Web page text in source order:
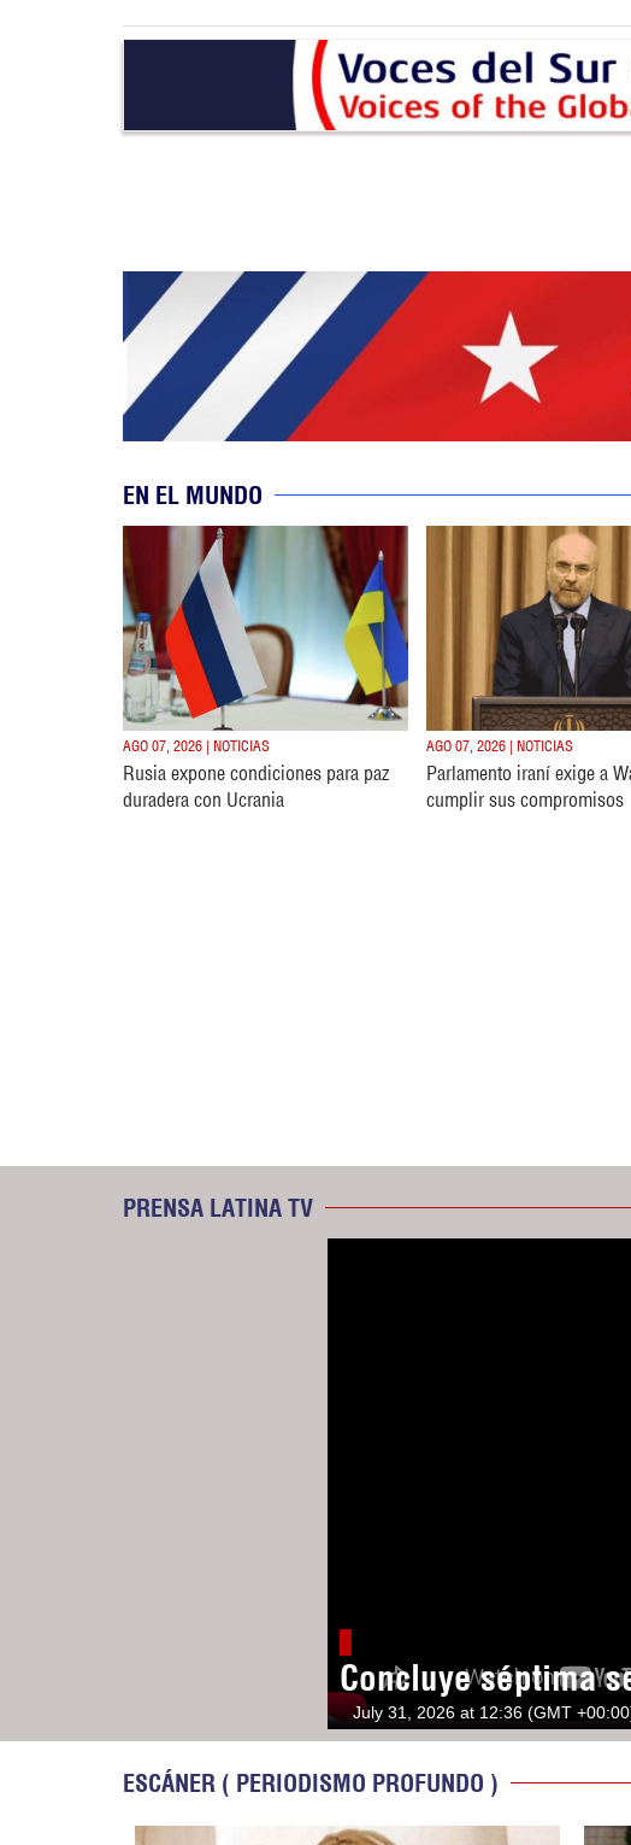
EN EL MUNDO
AGO 07, 2026 | NOTICIAS
Rusia expone condiciones para paz
duradera con Ucrania
AGO 07, 2026 | NOTICIAS
Parlamento iraní exige a
cumplir sus compromisos
PRENSA LATINA TV
Concluye séptima
July 31, 2026 at 12:36 (GMT
ESCÁNER ( PERIODISMO PROFUNDO )